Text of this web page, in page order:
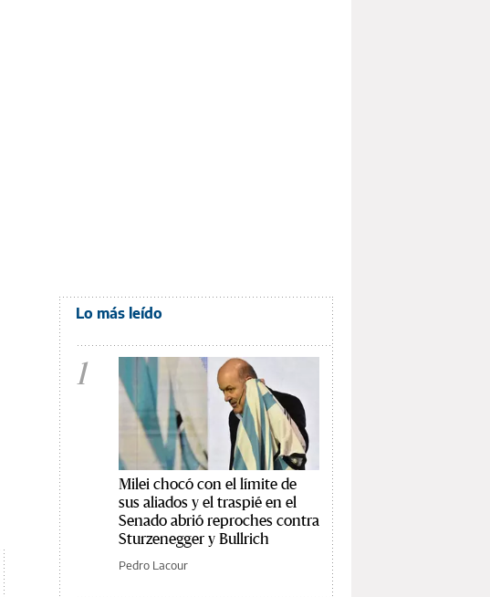
Lo más leído
1
Milei chocó con el límite de
sus aliados y el traspié en el
Senado abrió reproches contra
Sturzenegger y Bullrich
Pedro Lacour